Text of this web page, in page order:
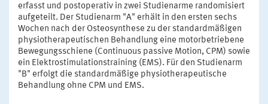
erfasst und postoperativ in zwei Studienarme randomisiert
aufgeteilt. Der Studienarm "A" erhält in den ersten sechs
Wochen nach der Osteosynthese zu der standardmäßigen
physiotherapeutischen Behandlung eine motorbetriebene
Bewegungsschiene (Continuous passive Motion, CPM) sowie
ein Elektrostimulationstraining (EMS). Für den Studienarm
"B" erfolgt die standardmäßige physiotherapeutische
Behandlung ohne CPM und EMS.